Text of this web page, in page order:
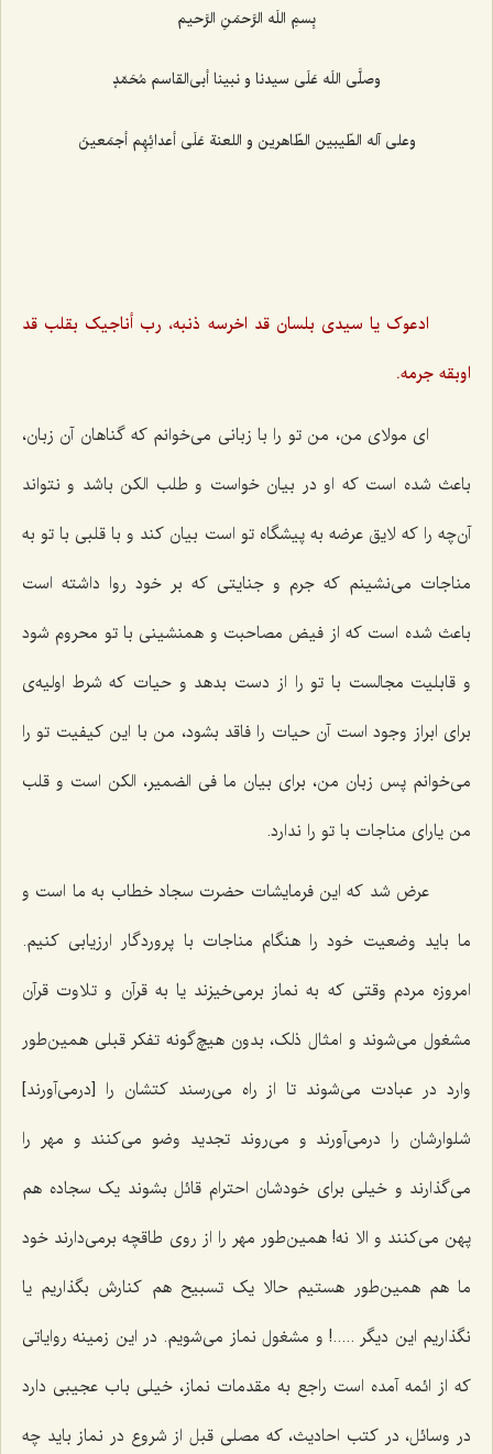
بِسمِ اللَه الرَّحمَنِ الرَّحیم‌
وصلَّى اللَه عَلَى سیدنا و نبینا أبى‌القاسم مُحَمّدٍ
وعلى آله الطّیبین الطّاهرین و اللعنة عَلَى أعدائِهِم أجمَعینَ‌
ادعوک یا سیدى بلسان قد اخرسه ذنبه، رب أناجیک بقلب قد
اوبقه جرمه.
ای مولای من، من تو را با زبانی می‌خوانم که گناهان آن زبان،
باعث شده است که او در بیان خواست و طلب الکن باشد و نتواند
آن‌چه را که لایق عرضه به پیشگاه تو است بیان کند و با قلبی با تو به
مناجات می‌نشینم که جرم و جنایتی که بر خود روا داشته است
باعث شده است که از فیض مصاحبت و همنشینی با تو محروم شود
و قابلیت مجالست با تو را از دست بدهد و حیات که شرط اولیه‌ی
برای ابراز وجود است آن حیات را فاقد بشود، من با این کیفیت تو را
می‌خوانم پس زبان من، برای بیان ما فی الضمیر، الکن است و قلب
من یارای مناجات با تو را ندارد.
عرض شد که این فرمایشات حضرت سجاد خطاب به ما است و
ما باید وضعیت خود را هنگام مناجات با پروردگار ارزیابی کنیم.
امروزه مردم وقتی که به نماز برمی‌خیزند یا به قرآن و تلاوت قرآن
مشغول می‌شوند و امثال ذلک، بدون هیچ‌گونه تفکر قبلی همین‌طور
وارد در عبادت می‌شوند تا از راه می‌رسند کتشان را [درمی‌آورند]
شلوارشان را درمی‌آورند و می‌روند تجدید وضو می‌کنند و مهر را
می‌گذارند و خیلی برای خودشان احترام قائل بشوند یک سجاده هم
پهن می‌کنند و الا نه! همین‌طور مهر را از روی طاقچه برمی‌دارند خود
ما هم همین‌طور هستیم حالا یک تسبیح هم کنارش بگذاریم یا
نگذاریم این دیگر .....! و مشغول نماز می‌شویم. در این زمینه روایاتی
که از ائمه آمده است راجع به مقدمات نماز، خیلی باب عجیبی دارد
در وسائل، در کتب احادیث، که مصلی قبل از شروع در نماز باید چه